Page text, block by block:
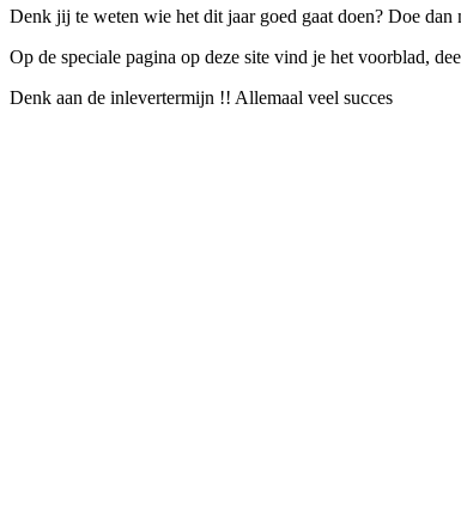
Denk jij te weten wie het dit jaar goed gaat doen? Doe dan
Op de speciale pagina op deze site vind je het voorblad,
Denk aan de inlevertermijn !! Allemaal veel succes